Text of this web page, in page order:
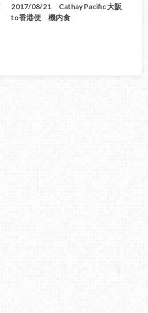
2017/08/21 Cathay Pacific 大阪
to香港便 機内食